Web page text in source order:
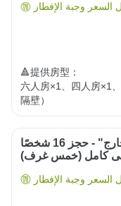
السعر وجبة الإفطار
🔺提供房型：
六人房×1、四人房×1
隔壁）
مشروع "نحن ندعوكم للخارج" - حجز 16 شخصًا
كامل (خمس غرف)
السعر وجبة الإفطار